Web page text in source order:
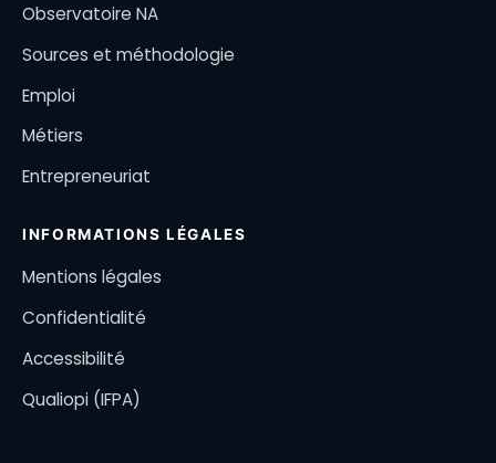
Observatoire NA
Sources et méthodologie
Emploi
Métiers
Entrepreneuriat
INFORMATIONS LÉGALES
Mentions légales
Confidentialité
Accessibilité
Qualiopi (IFPA)